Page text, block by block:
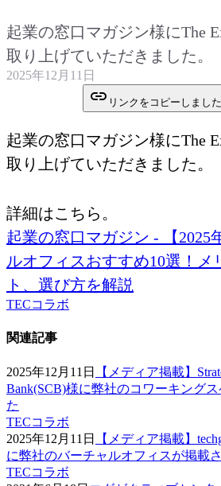
起業の窓口マガジン様にThe
取り上げていただきました。
2025年12月11日
リンクをコピーしました
起業の窓口マガジン様にThe
取り上げていただきました。
詳細はこちら。
起業の窓口マガジン - 【2025
ルオフィスおすすめ10選！メ
ト、選び方を解説
TECコラボ
関連記事
2025年12月11日
【メディア掲載】
Bank(SCB)様に弊社のコワーキング
た
TECコラボ
2025年12月11日
【メディア掲載】
に弊社のバーチャルオフィスが掲載
TECコラボ